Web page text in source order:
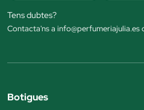
Tens dubtes?
Contacta'ns a
Botigues